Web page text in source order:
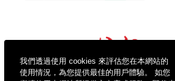
我們透過使用 cookies 來評估您在本網站的
使用情況，為您提供最佳的用戶體驗。 如您